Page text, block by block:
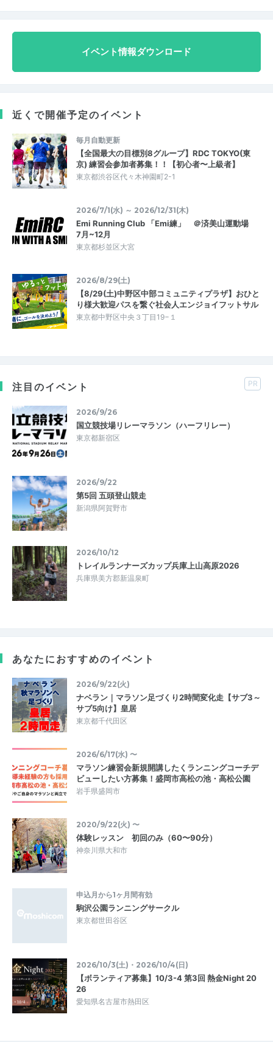
イベント情報ダウンロード
近くで開催予定のイベント
毎月自動更新
【全国最大の目標別8グループ】RDC TOKYO(東
京) 練習会参加者募集！！【初心者〜上級者】
東京都渋谷区代々木神園町2-1
2026/7/1(水) ～ 2026/12/31(木)
Emi Running Club 「Emi練」 ＠済美山運動場
7月~12月
東京都杉並区大宮
2026/8/29(土)
【8/29(土)中野区中部コミュニティプラザ】おひと
り様大歓迎パスを繋ぐ社会人エンジョイフットサル
東京都中野区中央３丁目19−１
注目のイベント PR
2026/9/26
国立競技場リレーマラソン（ハーフリレー）
東京都新宿区
2026/9/22
第5回 五頭登山競走
新潟県阿賀野市
2026/10/12
トレイルランナーズカップ兵庫上山高原2026
兵庫県美方郡新温泉町
あなたにおすすめのイベント
2026/9/22(火)
ナベラン｜マラソン足づくり2時間変化走【サブ3～
サブ5向け】皇居
東京都千代田区
2026/6/17(水) 〜
マラソン練習会新規開講したくランニングコーチデ
ビューしたい方募集！盛岡市高松の池・高松公園
岩手県盛岡市
2020/9/22(火) 〜
体験レッスン 初回のみ（60〜90分）
神奈川県大和市
申込月から1ヶ月間有効
駒沢公園ランニングサークル
東京都世田谷区
2026/10/3(土)・2026/10/4(日)
【ボランティア募集】10/3-4 第3回 熱金Night 20
26
愛知県名古屋市熱田区